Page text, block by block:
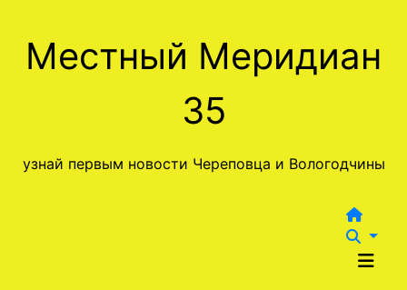
содержимому
Местный Меридиан
35
узнай первым новости Череповца и Вологодчины